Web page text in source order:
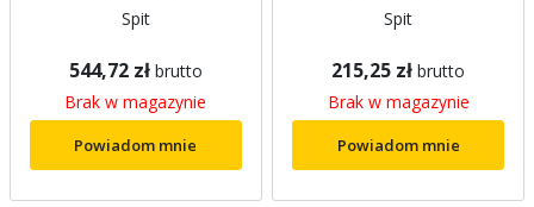
Spit
544,72 zł brutto
Brak w magazynie
Powiadom mnie
Spit
215,25 zł brutto
Brak w magazynie
Powiadom mnie